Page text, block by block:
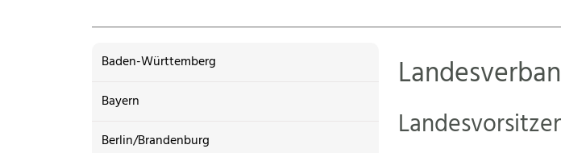
Baden-Württemberg
Bayern
Berlin/Brandenburg